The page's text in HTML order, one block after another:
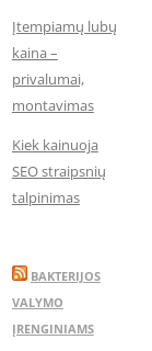
Įtempiamų lubų
kaina –
privalumai,
montavimas
Kiek kainuoja
SEO straipsnių
talpinimas
BAKTERIJOS
VALYMO
ĮRENGINIAMS